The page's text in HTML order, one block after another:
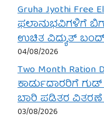
Gruha Jyothi Free
ಫಲಾನುಭವಿಗಳಿಗೆ ಬಿಗ್
ಉಚಿತ ವಿದ್ಯುತ್
04/08/2026
Two Month
ಕಾರ್ಡುದಾರರಿಗೆ
ಬಾರಿ ಪಡಿತರ ವಿತರಣೆ
03/08/2026